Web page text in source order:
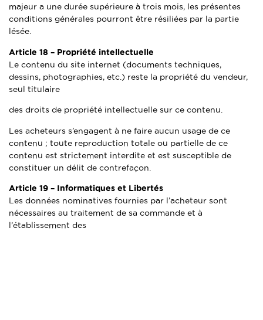
majeur a une durée supérieure à trois mois, les présentes
conditions générales pourront être résiliées par la partie
lésée.
Article 18 – Propriété intellectuelle
Le contenu du site internet (documents techniques,
dessins, photographies, etc.) reste la propriété du vendeur,
seul titulaire
des droits de propriété intellectuelle sur ce contenu.
Les acheteurs s’engagent à ne faire aucun usage de ce
contenu ; toute reproduction totale ou partielle de ce
contenu est strictement interdite et est susceptible de
constituer un délit de contrefaçon.
Article 19 – Informatiques et Libertés
Les données nominatives fournies par l’acheteur sont
nécessaires au traitement de sa commande et à
l’établissement des